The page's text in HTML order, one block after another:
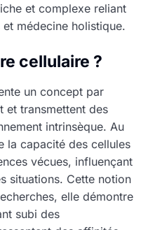
et complexe reliant
médecine holistique.
cellulaire ?
un concept par
et transmettent des
intrinsèque. Au
capacité des cellules
vécues, influençant
situations. Cette notion
elle démontre
subi des